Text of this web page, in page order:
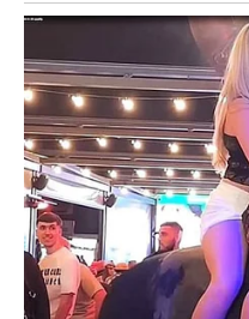
Naredni dani biće puni
U jednom trenutku možeš
dešava, a već u
Sudbina ti sprema veliko
Ova ruža nosi poruku da
Neke stvari moraju otići
da dođe.